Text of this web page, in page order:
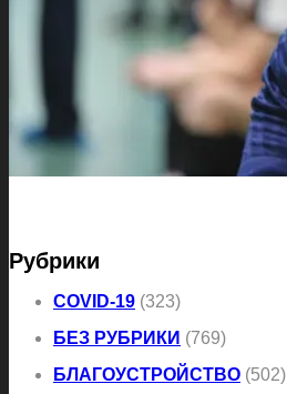
Рубрики
COVID-19 (323)
БЕЗ РУБРИКИ (769)
БЛАГОУСТРОЙСТВО (502)